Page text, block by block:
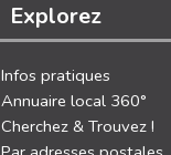
Explorez
Infos pratiques
Annuaire local 360°
Cherchez & Trouvez !